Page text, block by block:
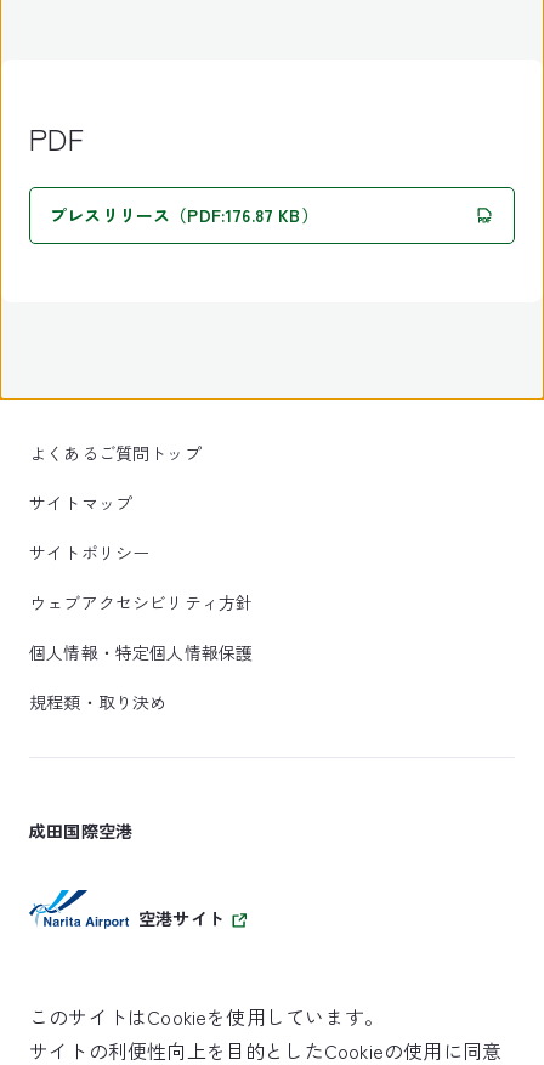
PDF
プレスリリース（PDF:176.87 KB）
よくあるご質問トップ
サイトマップ
サイトポリシー
ウェブアクセシビリティ方針
個人情報・特定個人情報保護
規程類・取り決め
成田国際空港
空港サイト
このサイトはCookieを使用しています。
サイトの利便性向上を目的としたCookieの使用に同意